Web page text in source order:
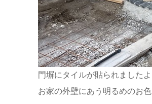
門塀にタイルが貼られましたよ
お家の外壁にあう明るめのお